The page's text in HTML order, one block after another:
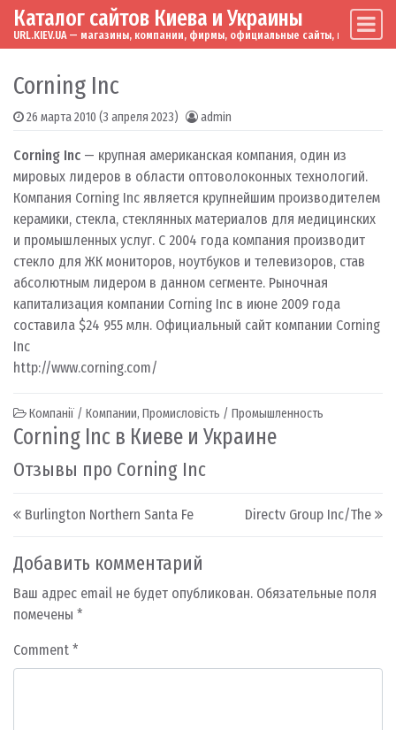
Skip to content
Main Navigation
Каталог сайтов Киева и Украины
URL.KIEV.UA — магазины, компании, фирмы, официальные сайты, мировые
Corning Inc
26 марта 2010 (3 апреля 2023) admin
Corning Inc — крупная американская компания, один из
мировых лидеров в области оптоволоконных технологий.
Компания Corning Inc является крупнейшим производителем
керамики, стекла, стеклянных материалов для медицинских
и промышленных услуг. С 2004 года компания производит
стекло для ЖК мониторов, ноутбуков и телевизоров, став
абсолютным лидером в данном сегменте. Рыночная
капитализация компании Corning Inc в июне 2009 года
составила $24 955 млн. Официальный сайт компании Corning
Inc
http://www.corning.com/
Компанії / Компании, Промисловість / Промышленность
Corning Inc в Киеве и Украине
Отзывы про Corning Inc
Post navigation
Burlington Northern Santa Fe Directv Group Inc/The
Добавить комментарий
Ваш адрес email не будет опубликован. Обязательные поля
помечены *
Comment *